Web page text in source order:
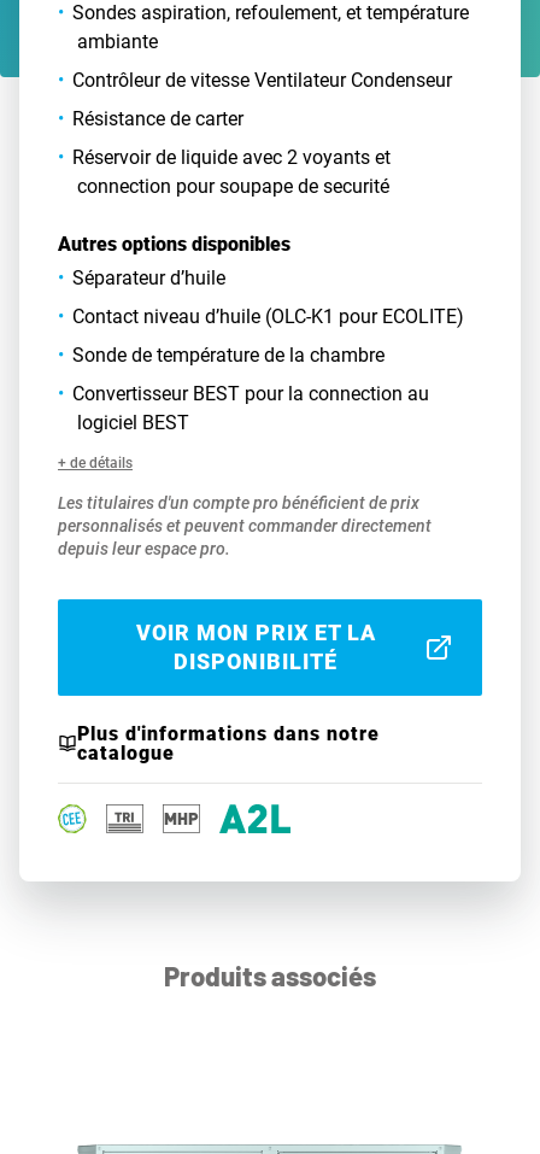
Sondes aspiration, refoulement, et température
ambiante
Contrôleur de vitesse Ventilateur Condenseur
Résistance de carter
Réservoir de liquide avec 2 voyants et
connection pour soupape de securité
Autres options disponibles
Séparateur d’huile
Contact niveau d’huile (OLC-K1 pour ECOLITE)
Sonde de température de la chambre
Convertisseur BEST pour la connection au
logiciel BEST
+ de détails
Les titulaires d'un compte pro bénéficient de prix
personnalisés et peuvent commander directement
depuis leur espace pro.
VOIR MON PRIX ET LA
DISPONIBILITÉ
Plus d'informations dans notre
catalogue
Produits associés